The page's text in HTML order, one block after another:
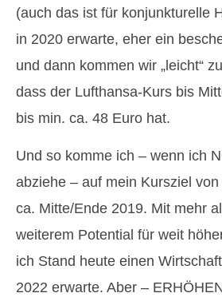
(auch das ist für konjunkturelle
in 2020 erwarte, eher ein
und dann kommen wir „leicht“
dass der Lufthansa-Kurs bis
bis min. ca. 48 Euro hat.
Und so komme ich – wenn ich
abziehe – auf mein Kursziel
ca. Mitte/Ende 2019. Mit mehr
weiterem Potential für weit
ich Stand heute einen
2022 erwarte. Aber –